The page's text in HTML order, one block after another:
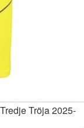
Tröja 2025-